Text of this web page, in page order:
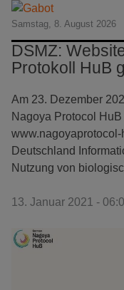
Samstag, 8. August 2026
DSMZ:
Protokoll HuB
Am 23. Dezember
Nagoya Protocol
Deutschland
Nutzung von
13. Januar 2021 -